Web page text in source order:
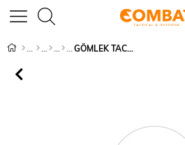
GÖMLEK TACTİCAL - 432